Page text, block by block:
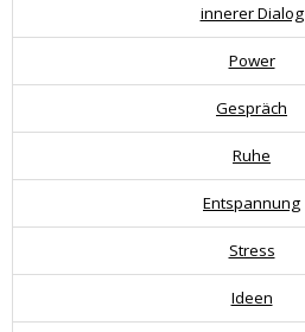
innerer Dialog
Power
Gespräch
Ruhe
Entspannung
Stress
Ideen